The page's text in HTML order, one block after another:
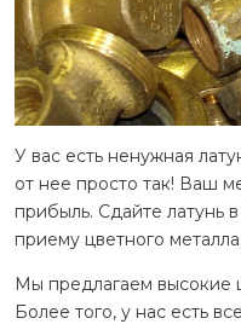
У вас есть ненужная
от нее просто так! Ваш
прибыль. Сдайте латунь
приему цветного металла.
Мы предлагаем высокие
Более того, у нас есть